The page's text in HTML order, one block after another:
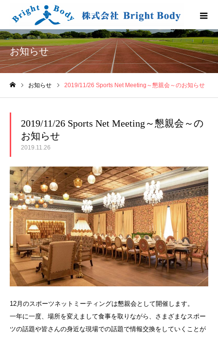
お知らせ
お知らせ 2019/11/26 Sports Net Meeting～懇親会～のお知らせ
2019/11/26 Sports Net Meeting～懇親会～の
お知らせ
2019.11.26
12月のスポーツネットミーティングは懇親会として開催します。
一年に一度、場所を変えまして食事を取りながら、さまざまなスポー
ツの話題や皆さんの身近な現場での話題で情報交換をしていくことが